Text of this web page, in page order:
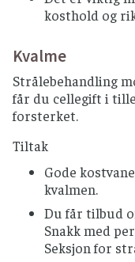
kosthold og
Kvalme
Strålebehandling
får du cellegift i
forsterket.
Tiltak
Gode
kvalmen.
Du får tilbud
Snakk med
Seksjon for